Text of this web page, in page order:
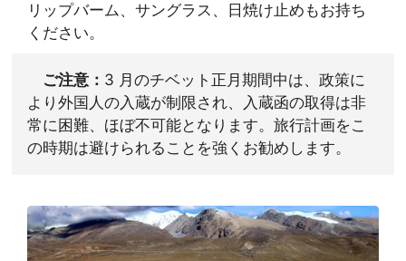
リップバーム、サングラス、日焼け止めもお持ち
ください。
ご注意： 3 月のチベット正月期間中は、政策に
より外国人の入蔵が制限され、入蔵函の取得は非
常に困難、ほぼ不可能となります。旅行計画をこ
の時期は避けられることを強くお勧めします。